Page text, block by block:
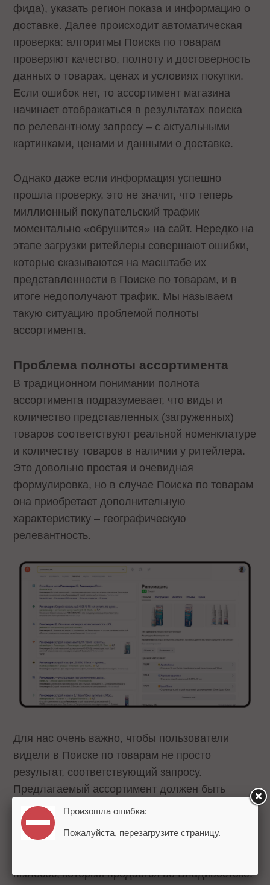
фида), указать регион показа и информацию о
доставке. Далее происходит автоматическая
проверка: алгоритмы Поиска по товарам
проверяют качество, полноту и достоверность
данных о товарах, ценах и условиях покупки.
Если ошибок нет, то ассортимент магазина
начинает отображаться в результатах поиска
по релевантному запросу – с актуальными
картинками, ценами и данными о доставке.
Однако даже если информация успешно
прошла проверку, это не значит, что теперь
миллионный покупательский трафик
моментально «обрушится» на сайт. Нередко на
этапе загрузки ритейлеры совершают ошибки,
которые сказываются на масштабе их
представленности в Поиске по товарам, и в
итоге недополучают трафик. Мы называем
такую ситуацию проблемой полноты
ассортимента.
Проблема полноты ассортимента
В традиционном понимании полнота
ассортимента подразумевает, что виды и
количество представленных (загруженных)
товаров соответствуют реальной номенклатуре
и количеству товаров в наличии у ритейлера.
Это довольно простая и очевидная
формулировка, но в случае Поиска по товарам
она приобретает дополнительную
характеристику – географическую
релевантность.
Для нас очень важно, чтобы пользователи
видели в Поиске по товарам не просто
результат, соответствующий запросу.
Предлагаемый ассортимент должен быть
реально доступен к покупке в месте, в котором
проживает покупатель. Иначе в таком сервисе
не будет смысла: пользователю из
пылесос, который продается во Владивостоке.
Произошла ошибка:
Пожалуйста, перезагрузите страницу.